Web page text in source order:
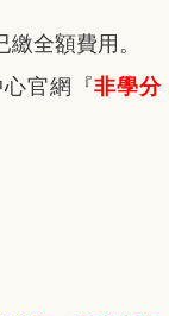
全額費用。
官網『非學分